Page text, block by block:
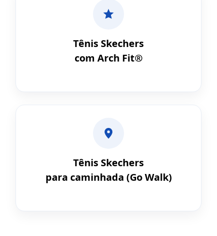
Tênis Skechers
com Arch Fit®
Tênis Skechers
para caminhada (Go Walk)